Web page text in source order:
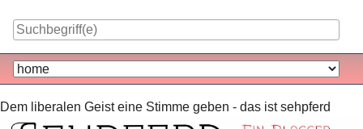
Navigation
Dem liberalen Geist eine Stimme geben - das ist sehpferd